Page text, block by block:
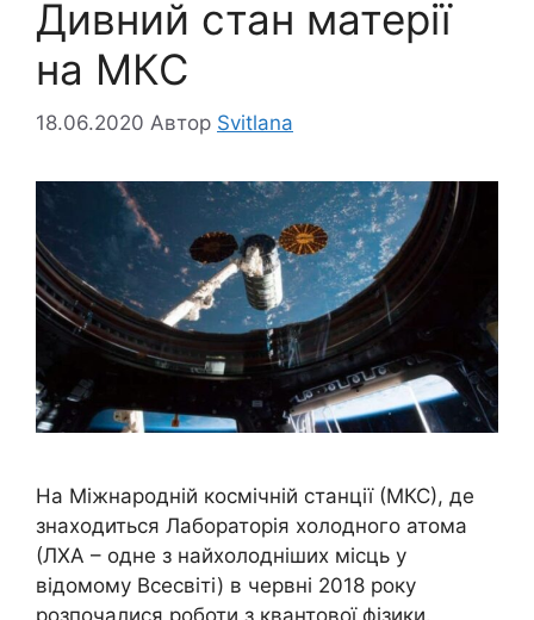
Дивний стан матерії
на МКС
18.06.2020 Автор Svitlana
На Міжнародній космічній станції (МКС), де
знаходиться Лабораторія холодного атома
(ЛХА – одне з найхолодніших місць у
відомому Всесвіті) в червні 2018 року